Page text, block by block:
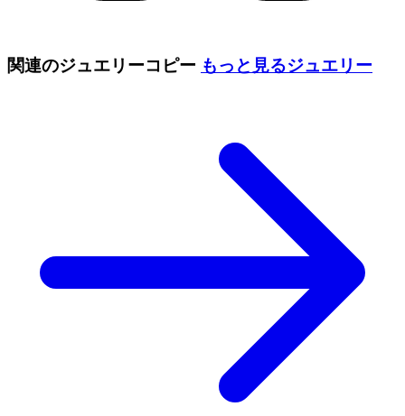
関連のジュエリーコピー もっと見るジュエリー